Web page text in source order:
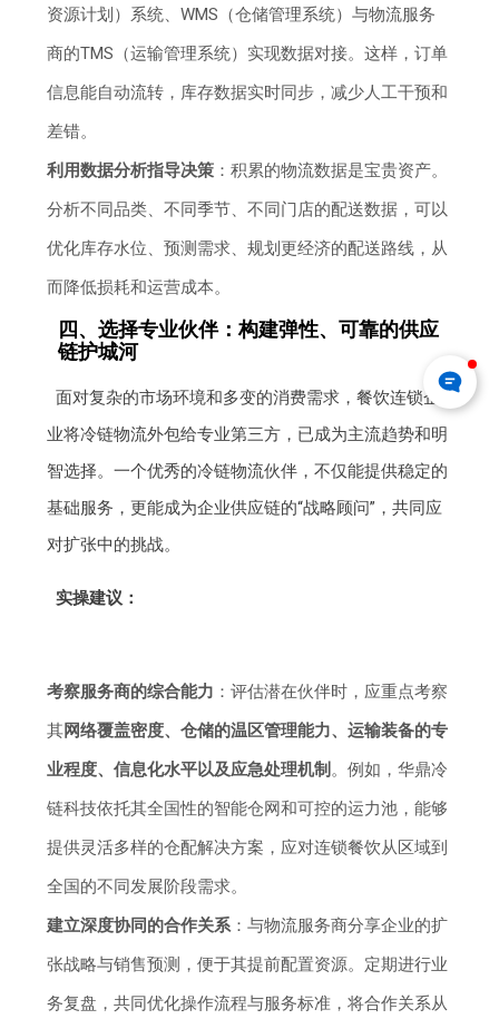
资源计划）系统、WMS（仓储管理系统）与物流服务
商的TMS（运输管理系统）实现数据对接。这样，订单
信息能自动流转，库存数据实时同步，减少人工干预和
差错。
利用数据分析指导决策 ：积累的物流数据是宝贵资产。
分析不同品类、不同季节、不同门店的配送数据，可以
优化库存水位、预测需求、规划更经济的配送路线，从
而降低损耗和运营成本。
四、选择专业伙伴：构建弹性、可靠的供应
链护城河
面对复杂的市场环境和多变的消费需求，餐饮连锁企
业将冷链物流外包给专业第三方，已成为主流趋势和明
智选择。一个优秀的冷链物流伙伴，不仅能提供稳定的
基础服务，更能成为企业供应链的“战略顾问”，共同应
对扩张中的挑战。
实操建议：
考察服务商的综合能力 ：评估潜在伙伴时，应重点考察
其网络覆盖密度、仓储的温区管理能力、运输装备的专
业程度、信息化水平以及应急处理机制 。例如，华鼎冷
链科技依托其全国性的智能仓网和可控的运力池，能够
提供灵活多样的仓配解决方案，应对连锁餐饮从区域到
全国的不同发展阶段需求。
建立深度协同的合作关系：与物流服务商分享企业的扩
张战略与销售预测，便于其提前配置资源。定期进行业
务复盘，共同优化操作流程与服务标准，将合作关系从